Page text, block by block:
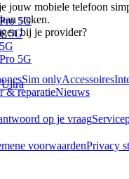
5G
5G
5G
jouw mobiele telefoon
steken.
bij je provider?
Sim onlyAccessoires
& reparatieNieuws
op je vraag
voorwaardenPrivacy